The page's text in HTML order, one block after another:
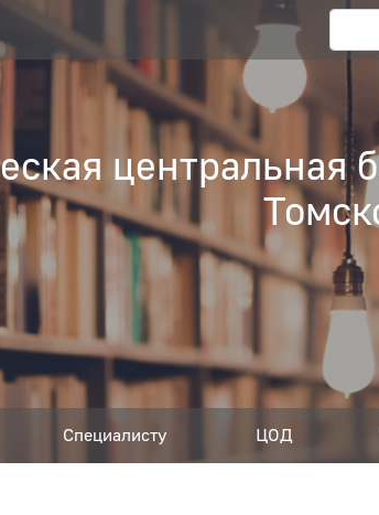
центральная
Специалисту ЦОД